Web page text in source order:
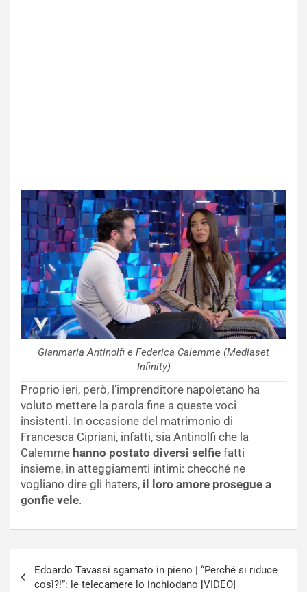
Gianmaria Antinolfi e Federica Calemme (Mediaset
Infinity)
Proprio ieri, però, l’imprenditore napoletano ha
voluto mettere la parola fine a queste voci
insistenti. In occasione del matrimonio di
Francesca Cipriani, infatti, sia Antinolfi che la
Calemme hanno postato diversi selfie fatti
insieme, in atteggiamenti intimi: checché ne
vogliano dire gli haters, il loro amore prosegue a
gonfie vele.
articoli
Edoardo Tavassi sgamato in pieno | “Perché si riduce
così?!”: le telecamere lo inchiodano [VIDEO]